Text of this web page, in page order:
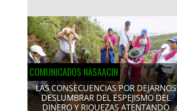
COMUNICADOS NASAACIN
LAS CONSECUENCIAS POR DEJARNOS
DESLUMBRAR DEL ESPEJISMO DEL
DINERO Y RIQUEZAS ATENTANDO